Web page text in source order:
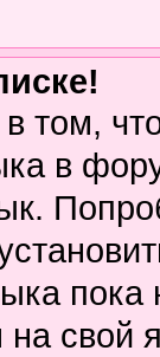
том,
в
на